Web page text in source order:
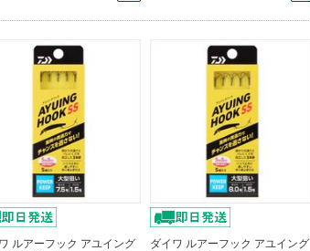
ルアーフック アユイング
ダイワ ルアーフック アユイング